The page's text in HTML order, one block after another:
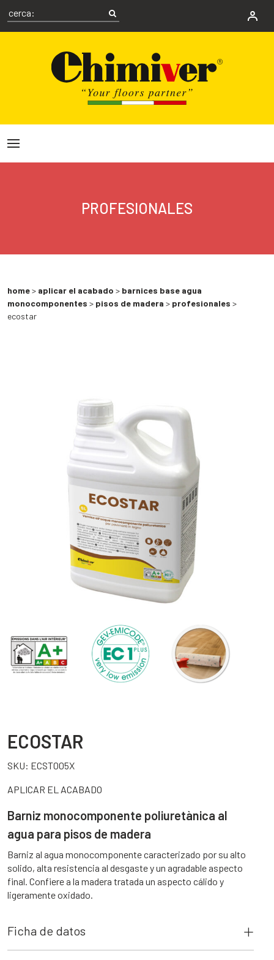
PROFESIONALES
home> aplicar el acabado > barnices base agua
monocomponentes > pisos de madera > profesionales >
ecostar
ECOSTAR
SKU: ECST005X
APLICAR EL ACABADO
Barniz monocomponente poliuretànica al
agua para pisos de madera
Barniz al agua monocomponente caracterizado por su alto
solido, alta resistencia al desgaste y un agradable aspecto
final. Confiere a la madera tratada un aspecto cálido y
ligeramente oxidado.
Ficha de datos